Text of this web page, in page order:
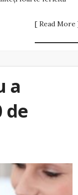
[ Read More
a
de